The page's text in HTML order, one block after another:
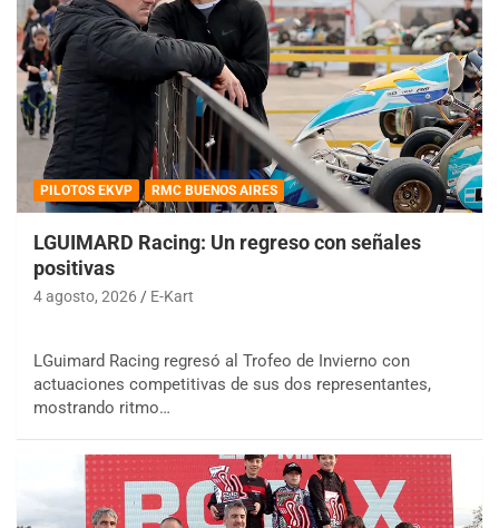
PILOTOS EKVP RMC BUENOS AIRES
LGUIMARD Racing: Un regreso con señales
positivas
4 agosto, 2026 E-Kart
LGuimard Racing regresó al Trofeo de Invierno con
actuaciones competitivas de sus dos representantes,
mostrando ritmo…